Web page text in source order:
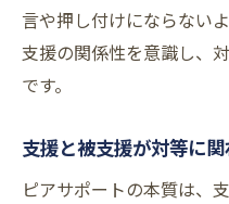
言や押し付けにならない
支援の関係性を意識し、
です。
支援と被支援が対等に
ピアサポートの本質は、